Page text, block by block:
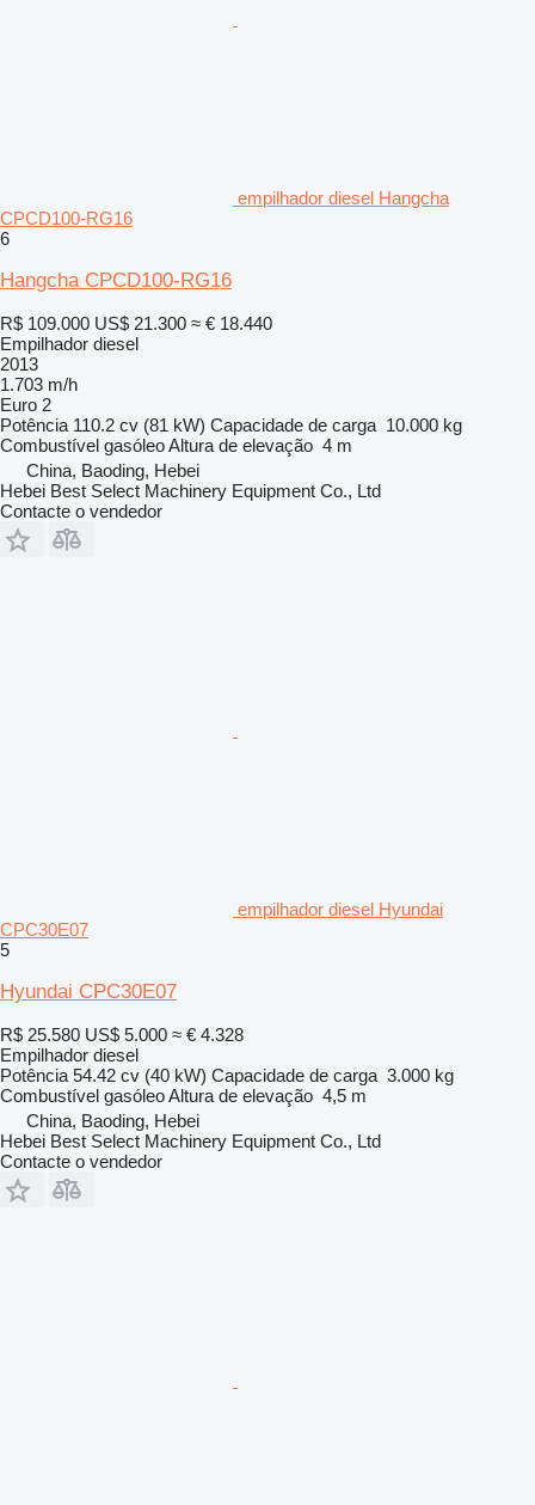
empilhador diesel Hangcha
CPCD100-RG16
6
Hangcha CPCD100-RG16
R$ 109.000 US$ 21.300 ≈ € 18.440
Empilhador diesel
2013
1.703 m/h
Euro 2
Potência 110.2 cv (81 kW) Capacidade de carga 10.000 kg
Combustível gasóleoAltura de elevação 4 m
China, Baoding, Hebei
Hebei Best Select Machinery Equipment Co., Ltd
Contacte o vendedor
empilhador diesel Hyundai
CPC30E07
5
Hyundai CPC30E07
R$ 25.580 US$ 5.000 ≈ € 4.328
Empilhador diesel
Potência 54.42 cv (40 kW) Capacidade de carga 3.000 kg
Combustível gasóleoAltura de elevação 4,5 m
China, Baoding, Hebei
Hebei Best Select Machinery Equipment Co., Ltd
Contacte o vendedor